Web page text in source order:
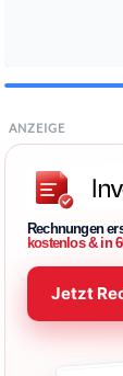
ANZEIGE
Rechnungen
kostenlos & in
Jetzt